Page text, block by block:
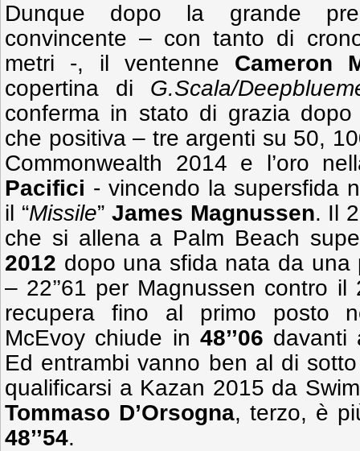
Dunque dopo la grande
convincente – con tanto di crono
metri -, il ventenne Cameron
copertina di G.Scala/
conferma in stato di grazia dopo
che positiva – tre argenti su 50,
Commonwealth 2014 e l’oro
Pacifici - vincendo la supersfida
il “Missile” James Magnussen. Il
che si allena a Palm Beach
2012 dopo una sfida nata da una
– 22’’61 per Magnussen contro il
recupera fino al primo posto
McEvoy chiude in 48’’06 davanti
Ed entrambi vanno ben al di
qualificarsi a Kazan 2015 da
Tommaso D’Orsogna, terzo, è
48’’54.